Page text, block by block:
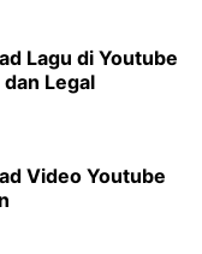
Lagu di Youtube
Legal
Video Youtube